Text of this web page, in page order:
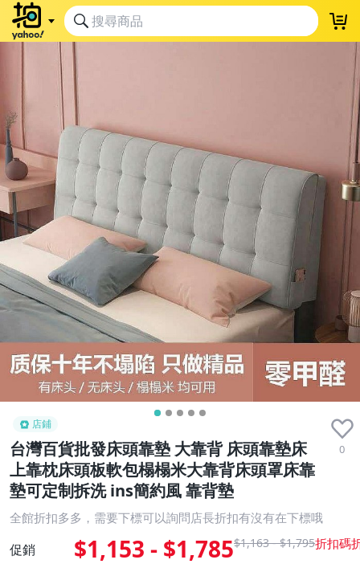
店鋪
台灣百貨批發床頭靠墊 大靠背 床頭靠墊床
上靠枕床頭板軟包榻榻米大靠背床頭罩床靠
墊可定制拆洗 ins簡約風 靠背墊
0
全館折扣多多，需要下標可以詢問店長折扣有沒有在下標哦
促銷 $1,153 - $1,785$1,163 - $1,795